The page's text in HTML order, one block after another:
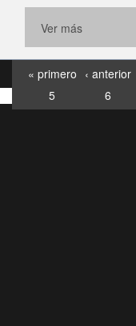
Ver más
« primero ‹ anterior
5
6